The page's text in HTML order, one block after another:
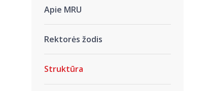
Apie MRU
Rektorės žodis
Struktūra